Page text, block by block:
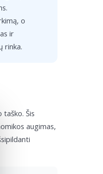
o
ir
rinka.
taško. Šis
augimas,